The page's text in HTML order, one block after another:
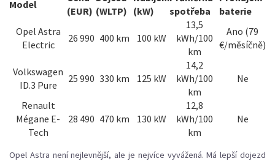
Model
(EUR) (WLTP) (kW)
spotřeba
baterie
Opel Astra
Electric
26 990 400 km 100 kW
13,5
kWh/100
km
Ano (79
€/měsíčně)
Volkswagen
ID.3 Pure
25 990 330 km 125 kW
14,2
kWh/100
km
Ne
Renault
Mégane E-
Tech
28 490 470 km 130 kW
12,8
kWh/100
km
Ne
Opel Astra není nejlevnější, ale je nejvíce vyvážená. Má lepší dojezd